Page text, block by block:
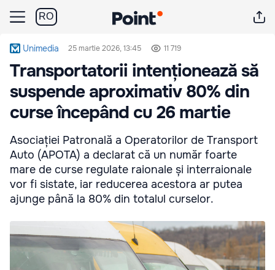
RO
Unimedia 25 martie 2026, 13:45 11 719
Transportatorii intenționează să
suspende aproximativ 80% din
curse începând cu 26 martie
Asociației Patronală a Operatorilor de Transport
Auto (APOTA) a declarat că un număr foarte
mare de curse regulate raionale și interraionale
vor fi sistate, iar reducerea acestora ar putea
ajunge până la 80% din totalul curselor.